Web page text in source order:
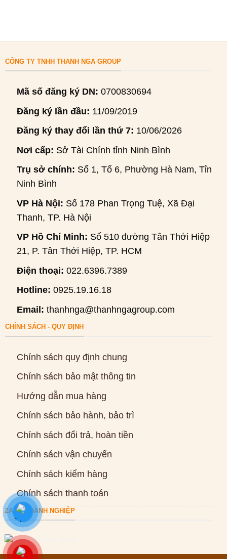
CÔNG TY TNHH THANH NGA GROUP
Mã số đăng ký DN: 0700830694
Đăng ký lần đầu: 11/09/2019
Đăng ký thay đổi lần thứ 7: 10/06/2026
Nơi cấp: Sở Tài Chính tỉnh Ninh Bình
Trụ sở chính: Số 1, Tổ 6, Phường Hà Nam, Tỉnh
Ninh Bình
VP Hà Nội: Số 178 Phan Trọng Tuệ, Xã Đại
Thanh, TP. Hà Nội
VP Hồ Chí Minh: Số 510 đường Tân Thới Hiệp
21, P. Tân Thới Hiệp, TP. HCM
Điện thoại: 022.6396.7389
Hotline: 0925.19.16.18
Email: thanhnga@thanhngagroup.com
CHÍNH SÁCH - QUY ĐỊNH
Chính sách quy định chung
Chính sách bảo mật thông tin
Hướng dẫn mua hàng
Chính sách bảo hành, bảo trì
Chính sách đổi trả, hoàn tiền
Chính sách vận chuyển
Chính sách kiểm hàng
Chính sách thanh toán
ZALO DOANH NGHIỆP